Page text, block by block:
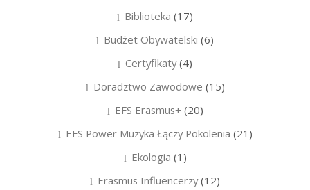
Biblioteka (17)
Budżet Obywatelski (6)
Certyfikaty(4)
Doradztwo Zawodowe (15)
EFS Erasmus+ (20)
EFS Power Muzyka Łączy Pokolenia (21)
Ekologia (1)
Erasmus Influencerzy(12)